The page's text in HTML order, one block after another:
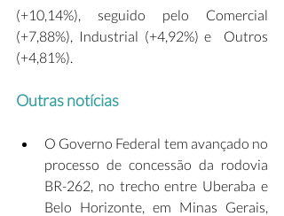
(+10,14%), seguido pelo Comercial
(+7,88%), Industrial (+4,92%) e  Outros
(+4,81%).
Outras notícias
O Governo Federal tem avançado no
processo de concessão da rodovia
BR-262, no trecho entre Uberaba e
Belo Horizonte, em Minas Gerais,